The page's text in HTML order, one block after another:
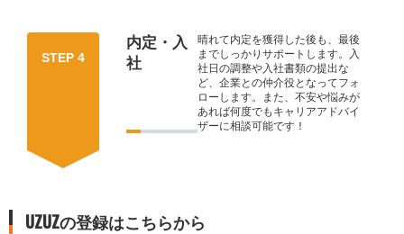
STEP 4
内定・入
社
晴れて内定を獲得した後も、最後
までしっかりサポートします。入
社日の調整や入社書類の提出な
ど、企業との仲介役となってフォ
ローします。また、不安や悩みが
あれば何度でもキャリアアドバイ
ザーに相談可能です！
UZUZの登録はこちらから